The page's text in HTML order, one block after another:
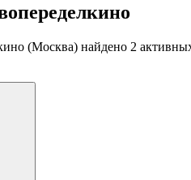
(Москва) найдено 2